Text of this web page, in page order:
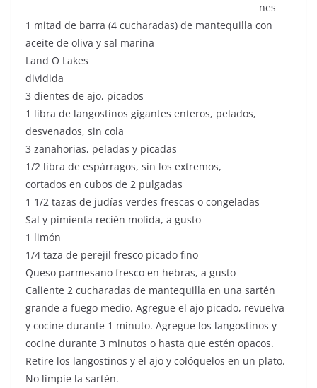
nes
1 mitad de barra (4 cucharadas) de mantequilla con
aceite de oliva y sal marina
Land O Lakes
dividida
3 dientes de ajo, picados
1 libra de langostinos gigantes enteros, pelados,
desvenados, sin cola
3 zanahorias, peladas y picadas
1/2 libra de espárragos, sin los extremos,
cortados en cubos de 2 pulgadas
1 1/2 tazas de judías verdes frescas o congeladas
Sal y pimienta recién molida, a gusto
1 limón
1/4 taza de perejil fresco picado fino
Queso parmesano fresco en hebras, a gusto
Caliente 2 cucharadas de mantequilla en una sartén
grande a fuego medio. Agregue el ajo picado, revuelva
y cocine durante 1 minuto. Agregue los langostinos y
cocine durante 3 minutos o hasta que estén opacos.
Retire los langostinos y el ajo y colóquelos en un plato.
No limpie la sartén.